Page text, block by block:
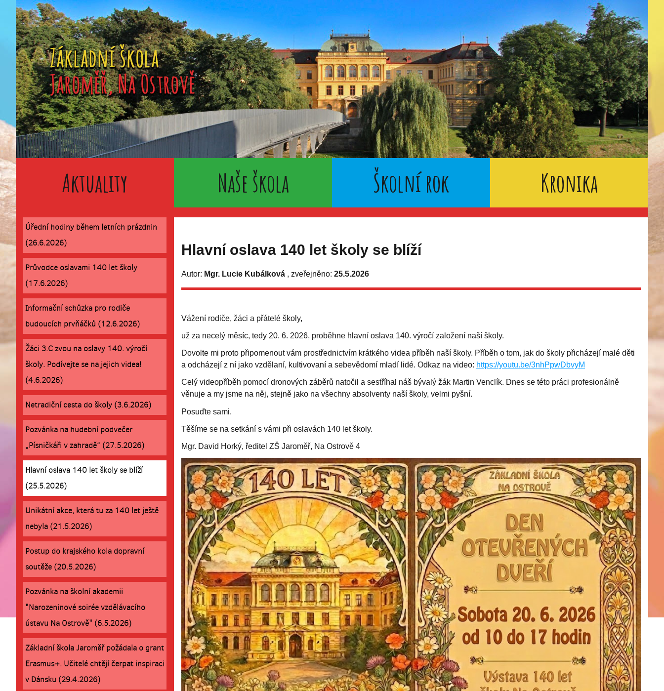
Aktuality Naše škola Školní rok Kronika
Úřední hodiny během letních prázdnin
(26.6.2026)
Průvodce oslavami 140 let školy
(17.6.2026)
Informační schůzka pro rodiče
budoucích prvňáčků (12.6.2026)
Žáci 3.C zvou na oslavy 140. výročí
školy. Podívejte se na jejich videa!
(4.6.2026)
Netradiční cesta do školy (3.6.2026)
Pozvánka na hudební podvečer
„Písničkáři v zahradě“ (27.5.2026)
Hlavní oslava 140 let školy se blíží
(25.5.2026)
Unikátní akce, která tu za 140 let ještě
nebyla (21.5.2026)
Postup do krajského kola dopravní
soutěže (20.5.2026)
Pozvánka na školní akademii
"Narozeninové soirée vzdělávacího
ústavu Na Ostrově" (6.5.2026)
Základní škola Jaroměř požádala o grant
Erasmus+. Učitelé chtějí čerpat inspiraci
v Dánsku (29.4.2026)
Hlavní oslava 140 let školy se blíží
Autor: Mgr. Lucie Kubálková , zveřejněno: 25.5.2026
Vážení rodiče, žáci a přátelé školy,
už za necelý měsíc, tedy 20. 6. 2026, proběhne hlavní oslava 140. výročí založení naší školy.
Dovolte mi proto připomenout vám prostřednictvím krátkého videa příběh naší školy. Příběh o tom, jak do školy přicházejí malé děti
a odcházejí z ní jako vzdělaní, kultivovaní a sebevědomí mladí lidé. Odkaz na video: https://youtu.be/3nhPpwDbvyM
Celý videopříběh pomocí dronových záběrů natočil a sestříhal náš bývalý žák Martin Venclík. Dnes se této práci profesionálně
věnuje a my jsme na něj, stejně jako na všechny absolventy naší školy, velmi pyšní.
Posuďte sami.
Těšíme se na setkání s vámi při oslavách 140 let školy.
Mgr. David Horký, ředitel ZŠ Jaroměř, Na Ostrově 4